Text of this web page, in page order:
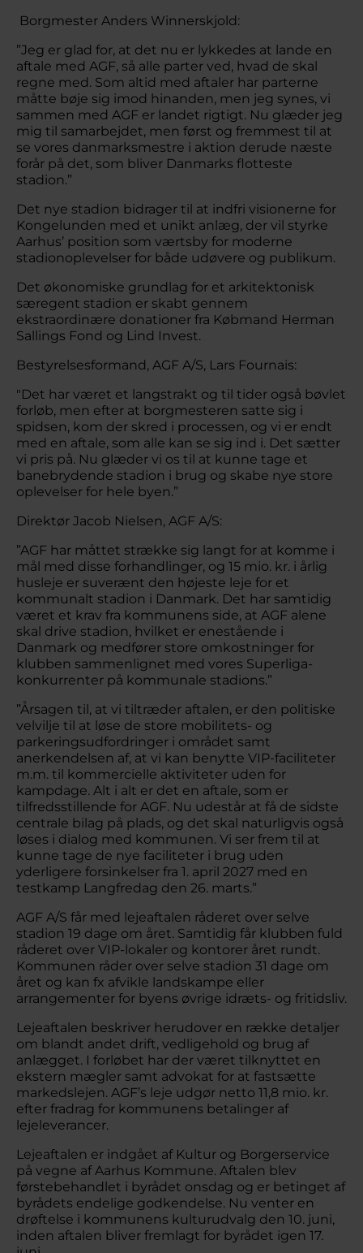
Borgmester Anders Winnerskjold:
”Jeg er glad for, at det nu er lykkedes at lande en
aftale med AGF, så alle parter ved, hvad de skal
regne med. Som altid med aftaler har parterne
måtte bøje sig imod hinanden, men jeg synes, vi
sammen med AGF er landet rigtigt. Nu glæder jeg
mig til samarbejdet, men først og fremmest til at
se vores danmarksmestre i aktion derude næste
forår på det, som bliver Danmarks flotteste
stadion.”
Det nye stadion bidrager til at indfri visionerne for
Kongelunden med et unikt anlæg, der vil styrke
Aarhus’ position som værtsby for moderne
stadionoplevelser for både udøvere og publikum.
Det økonomiske grundlag for et arkitektonisk
særegent stadion er skabt gennem
ekstraordinære donationer fra Købmand Herman
Sallings Fond og Lind Invest.
Bestyrelsesformand, AGF A/S, Lars Fournais:
"Det har været et langstrakt og til tider også bøvlet
forløb, men efter at borgmesteren satte sig i
spidsen, kom der skred i processen, og vi er endt
med en aftale, som alle kan se sig ind i. Det sætter
vi pris på. Nu glæder vi os til at kunne tage et
banebrydende stadion i brug og skabe nye store
oplevelser for hele byen.”
Direktør Jacob Nielsen, AGF A/S:
”AGF har måttet strække sig langt for at komme i
mål med disse forhandlinger, og 15 mio. kr. i årlig
husleje er suverænt den højeste leje for et
kommunalt stadion i Danmark. Det har samtidig
været et krav fra kommunens side, at AGF alene
skal drive stadion, hvilket er enestående i
Danmark og medfører store omkostninger for
klubben sammenlignet med vores Superliga-
konkurrenter på kommunale stadions.”
”Årsagen til, at vi tiltræder aftalen, er den politiske
velvilje til at løse de store mobilitets- og
parkeringsudfordringer i området samt
anerkendelsen af, at vi kan benytte VIP-faciliteter
m.m. til kommercielle aktiviteter uden for
kampdage. Alt i alt er det en aftale, som er
tilfredsstillende for AGF. Nu udestår at få de sidste
centrale bilag på plads, og det skal naturligvis også
løses i dialog med kommunen. Vi ser frem til at
kunne tage de nye faciliteter i brug uden
yderligere forsinkelser fra 1. april 2027 med en
testkamp Langfredag den 26. marts.”
AGF A/S får med lejeaftalen råderet over selve
stadion 19 dage om året. Samtidig får klubben fuld
råderet over VIP-lokaler og kontorer året rundt.
Kommunen råder over selve stadion 31 dage om
året og kan fx afvikle landskampe eller
arrangementer for byens øvrige idræts- og fritidsliv.
Lejeaftalen beskriver herudover en række detaljer
om blandt andet drift, vedligehold og brug af
anlægget. I forløbet har der været tilknyttet en
ekstern mægler samt advokat for at fastsætte
markedslejen. AGF’s leje udgør netto 11,8 mio. kr.
efter fradrag for kommunens betalinger af
lejeleverancer.
Lejeaftalen er indgået af Kultur og Borgerservice
på vegne af Aarhus Kommune. Aftalen blev
førstebehandlet i byrådet onsdag og er betinget af
byrådets endelige godkendelse. Nu venter en
drøftelse i kommunens kulturudvalg den 10. juni,
inden aftalen bliver fremlagt for byrådet igen 17.